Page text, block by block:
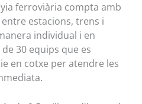
ferroviària compta amb
estacions, trens i
individual i en
30 equips que es
en cotxe per atendre les